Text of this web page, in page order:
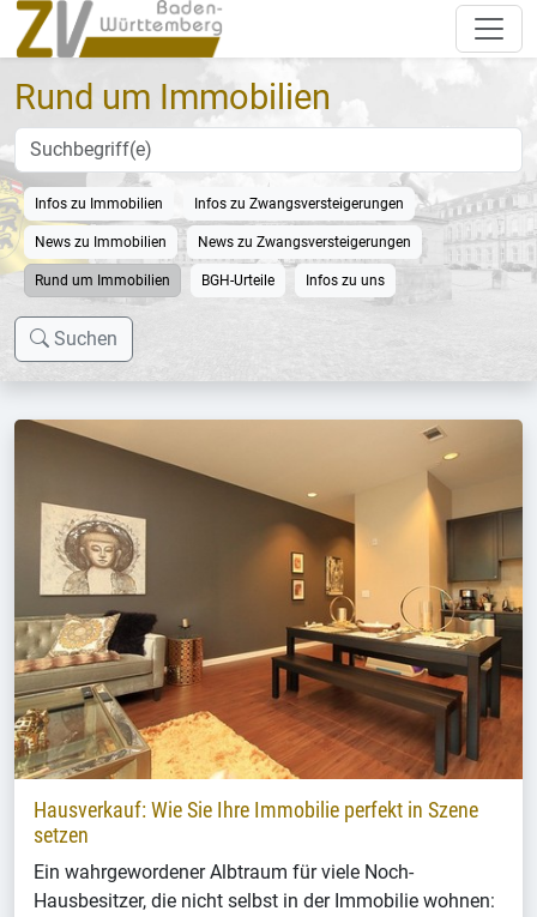
Rund um Immobilien
Infos zu Immobilien Infos zu Zwangsversteigerungen
News zu Immobilien News zu Zwangsversteigerungen
Rund um Immobilien BGH-Urteile Infos zu uns
Suchen
Hausverkauf: Wie Sie Ihre Immobilie perfekt in Szene
setzen
Ein wahrgewordener Albtraum für viele Noch-
Hausbesitzer, die nicht selbst in der Immobilie wohnen: